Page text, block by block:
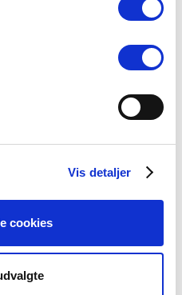
Vis detaljer
cookies
fald i ansøgere til
2026